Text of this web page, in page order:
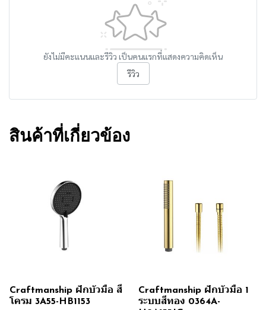
ยังไม่มีคะแนนและรีวิว เป็นคนแรกที่แสดงความคิดเห็น
รีวิว
สินค้าที่เกี่ยวข้อง
Craftmanship ฝักบัวมือ สี
โครม 3A55-HB1153
Craftmanship ฝักบัวมือ 1
ระบบสีทอง 0364A-